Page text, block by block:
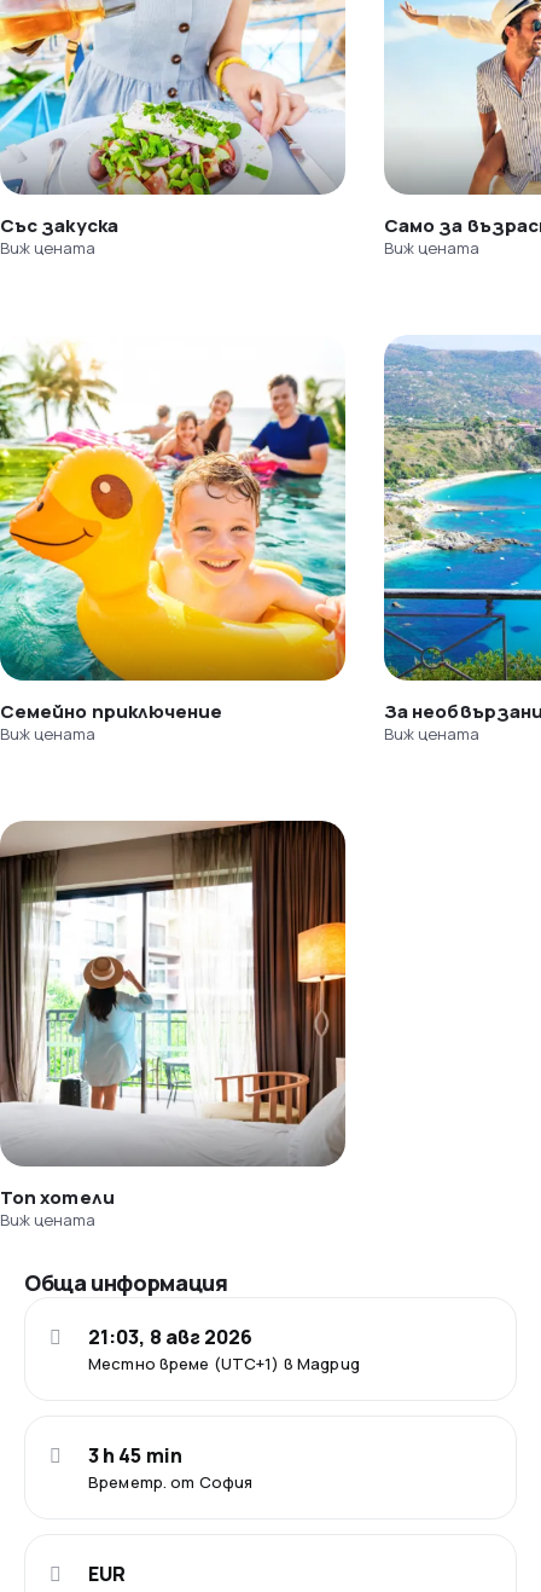
Със закуска
Виж цената
Само за
Виж цената
Семейно приключение
Виж цената
За
Виж цената
Топ хотели
Виж цената
Обща информация
Местно време (UTC+1) в Мадрид
21:03, 8 авг 2026
Времетр. от София
3 h 45 min
EUR